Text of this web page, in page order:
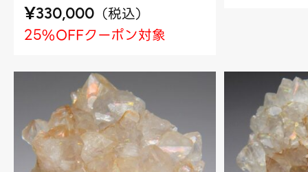
¥330,000 （税込）
25%OFFクーポン対象